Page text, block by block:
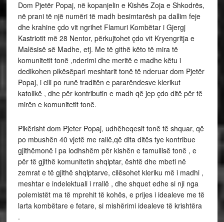
Dom Pjetër Popaj, në kopanjelin e Kishës Zoja e Shkodrës,
në prani të një numëri të madh besimtarësh pa dallim feje
dhe krahine çdo vit ngrihet Flamuri Kombëtar i Gjergj
Kastriotit më 28 Nentor, përkujtohet çdo vit Kryengritja e
Malësisë së Madhe, etj. Me të githë këto të mira të
komunitetit tonë ,nderimi dhe meritë e madhe këtu i
dedikohen pikësëpari meshtarit tonë të nderuar dom Pjetër
Popaj, i cili po runë traditën e pararëndesve klerikut
katolikë , dhe për kontributin e madh që jep çdo ditë për të
mirën e komunitetit tonë.
Pikërisht dom Pjeter Popaj, udhëheqesit tonë të shquar, që
po mbushën 40 vjetë me rallë,që dita ditës tye kontribue
gjithëmonë i pa lodhshëm për kishën e famullisë tonë , e
për të gjithë komunitetin shqiptar, është dhe mbeti në
zemrat e të gjithë shqiptarve, cilësohet kleriku më i madhi ,
meshtar e indelektuali i rrallë , dhe shquet edhe si nji nga
polemistët ma të mprehit të kohës, e prijes i idealeve me të
larta kombëtare e fetare, si mishërimi idealeve të krishtëra
.